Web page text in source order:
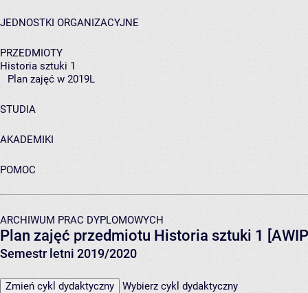
JEDNOSTKI ORGANIZACYJNE
PRZEDMIOTY
Historia sztuki 1
Plan zajęć w 2019L
STUDIA
AKADEMIKI
POMOC
ARCHIWUM PRAC DYPLOMOWYCH
Plan zajęć przedmiotu Historia sztuki 1
Semestr letni 2019/2020
Zmień cykl dydaktyczny Wybierz cykl dydaktyczny